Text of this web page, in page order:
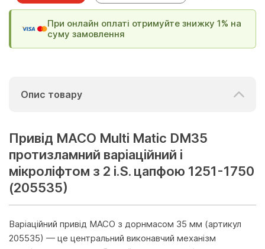
При онлайн оплаті отримуйте знижку 1% на
суму замовлення
Опис товару
Привід МАСО Multi Matic DM35
протизламний варіаційний і
мікроліфтом з 2 i.S. цапфою 1251-1750
(205535)
Варіаційний привід MACO з дорнмасом 35 мм (артикул
205535) — це центральний виконавчий механізм